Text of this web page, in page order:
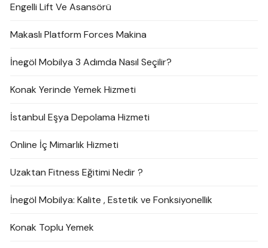
Engelli Lift Ve Asansörü
Makaslı Platform Forces Makina
İnegöl Mobilya 3 Adımda Nasıl Seçilir?
Konak Yerinde Yemek Hizmeti
İstanbul Eşya Depolama Hizmeti
Online İç Mimarlık Hizmeti
Uzaktan Fitness Eğitimi Nedir ?
İnegöl Mobilya: Kalite , Estetik ve Fonksiyonellik
Konak Toplu Yemek